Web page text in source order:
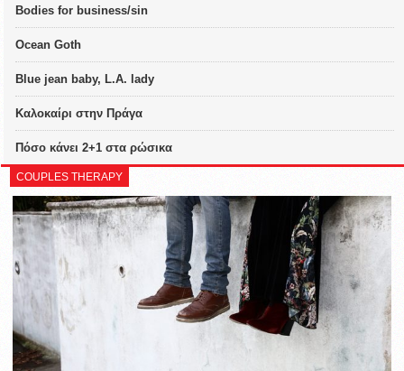
Bodies for business/sin
Ocean Goth
Blue jean baby, L.A. lady
Καλοκαίρι στην Πράγα
Πόσο κάνει 2+1 στα ρώσικα
COUPLES THERAPY